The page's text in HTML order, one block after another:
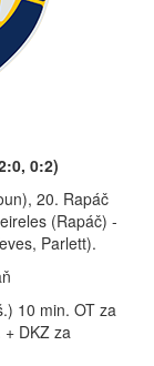
0:2)
20. Rapáč
(Rapáč) -
Parlett).
10 min. OT za
DKZ za